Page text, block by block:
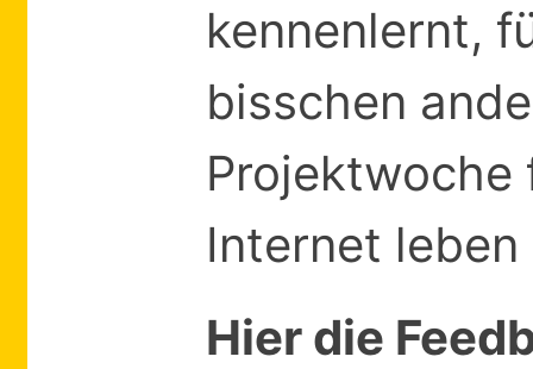
kennenlernt,
bisschen
Projektwoche
Internet leben
Hier die